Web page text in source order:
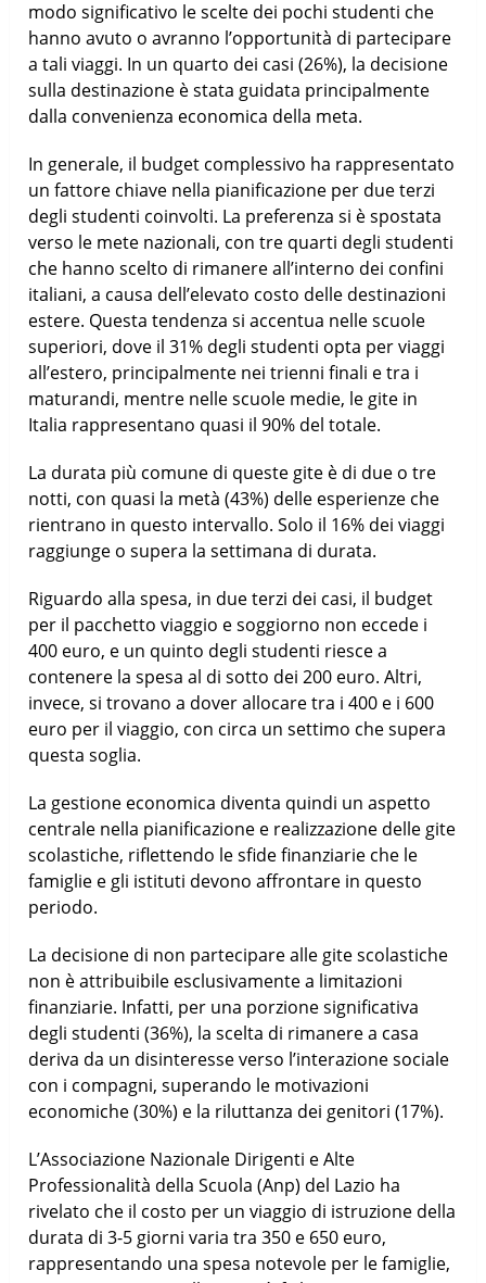
modo significativo le scelte dei pochi studenti che
hanno avuto o avranno l’opportunità di partecipare
a tali viaggi. In un quarto dei casi (26%), la decisione
sulla destinazione è stata guidata principalmente
dalla convenienza economica della meta.
In generale, il budget complessivo ha rappresentato
un fattore chiave nella pianificazione per due terzi
degli studenti coinvolti. La preferenza si è spostata
verso le mete nazionali, con tre quarti degli studenti
che hanno scelto di rimanere all’interno dei confini
italiani, a causa dell’elevato costo delle destinazioni
estere. Questa tendenza si accentua nelle scuole
superiori, dove il 31% degli studenti opta per viaggi
all’estero, principalmente nei trienni finali e tra i
maturandi, mentre nelle scuole medie, le gite in
Italia rappresentano quasi il 90% del totale.
La durata più comune di queste gite è di due o tre
notti, con quasi la metà (43%) delle esperienze che
rientrano in questo intervallo. Solo il 16% dei viaggi
raggiunge o supera la settimana di durata.
Riguardo alla spesa, in due terzi dei casi, il budget
per il pacchetto viaggio e soggiorno non eccede i
400 euro, e un quinto degli studenti riesce a
contenere la spesa al di sotto dei 200 euro. Altri,
invece, si trovano a dover allocare tra i 400 e i 600
euro per il viaggio, con circa un settimo che supera
questa soglia.
La gestione economica diventa quindi un aspetto
centrale nella pianificazione e realizzazione delle gite
scolastiche, riflettendo le sfide finanziarie che le
famiglie e gli istituti devono affrontare in questo
periodo.
La decisione di non partecipare alle gite scolastiche
non è attribuibile esclusivamente a limitazioni
finanziarie. Infatti, per una porzione significativa
degli studenti (36%), la scelta di rimanere a casa
deriva da un disinteresse verso l’interazione sociale
con i compagni, superando le motivazioni
economiche (30%) e la riluttanza dei genitori (17%).
L’Associazione Nazionale Dirigenti e Alte
Professionalità della Scuola (Anp) del Lazio ha
rivelato che il costo per un viaggio di istruzione della
durata di 3-5 giorni varia tra 350 e 650 euro,
rappresentando una spesa notevole per le famiglie,